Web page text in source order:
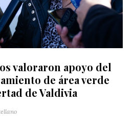
valoraron apoyo del
de área verde
de Valdivia